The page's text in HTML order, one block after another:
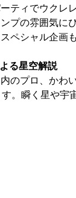
ティでウクレ
プの雰囲気にぴ
ペシャル企画
る星空解説
のプロ、かわ
。瞬く星や宇